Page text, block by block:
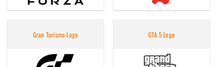
Gran Turismo Logo GTA 5 Logo